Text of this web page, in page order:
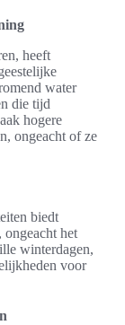
heeft
water
die tijd
hogere
ongeacht of ze
biedt
het
winterdagen,
voor